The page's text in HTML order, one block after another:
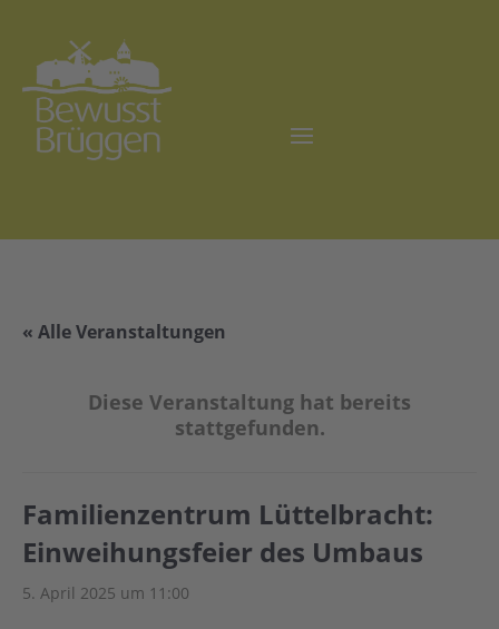
« Alle Veranstaltungen
Diese Veranstaltung hat bereits
stattgefunden.
Familienzentrum Lüttelbracht:
Einweihungsfeier des Umbaus
5. April 2025 um 11:00